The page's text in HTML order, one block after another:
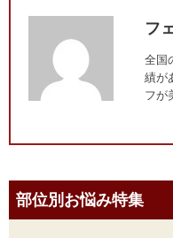
フ
全国
績が
フが
部位別お悩み特集